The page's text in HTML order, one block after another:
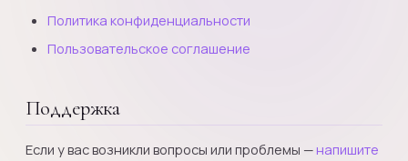
Политика конфиденциальности
Пользовательское соглашение
Поддержка
Если у вас возникли вопросы или проблемы — напишите